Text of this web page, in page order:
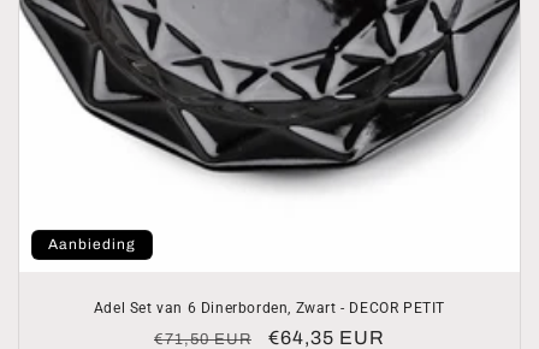
Aanbieding
Adel Set van 6 Dinerborden, Zwart - DECOR PETIT
Normale
€71,50 EUR Aanbiedingsprijs
€64,35 EUR